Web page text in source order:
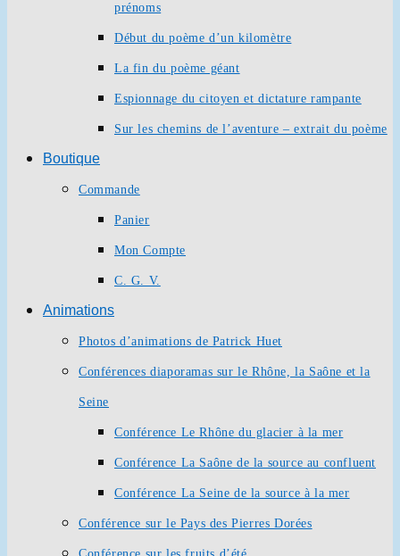
prénoms
Début du poème d’un kilomètre
La fin du poème géant
Espionnage du citoyen et dictature rampante
Sur les chemins de l’aventure – extrait du poème
Boutique
Commande
Panier
Mon Compte
C. G. V.
Animations
Photos d’animations de Patrick Huet
Conférences diaporamas sur le Rhône, la Saône et la
Seine
Conférence Le Rhône du glacier à la mer
Conférence La Saône de la source au confluent
Conférence La Seine de la source à la mer
Conférence sur le Pays des Pierres Dorées